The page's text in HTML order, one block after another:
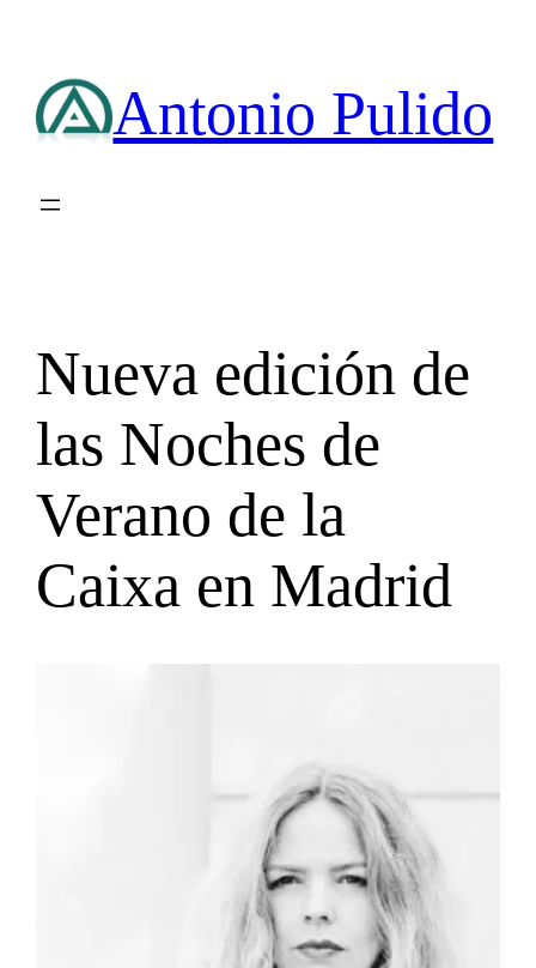
contenido Antonio Pulido
Nueva edición de
las Noches de
Verano de la
Caixa en Madrid